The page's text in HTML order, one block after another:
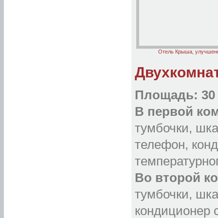
Отель Крыша,
Площадь: 30
В первой
тумбочки,
телефон,
Во второй
тумбочки,
кондиционер